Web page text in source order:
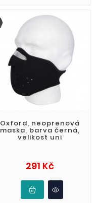
Oxford, neoprenová
maska, barva černá,
velikost uni
291 KčCena